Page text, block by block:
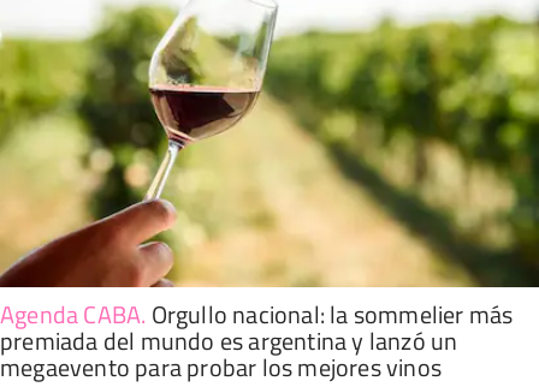
Agenda CABA. Orgullo nacional: la sommelier más
premiada del mundo es argentina y lanzó un
megaevento para probar los mejores vinos